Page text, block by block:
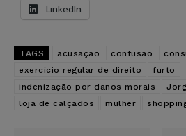
LinkedIn
TAGS acusação confusão
exercício regular de direito
furto
indenização por danos morais
loja de calçados
mulher